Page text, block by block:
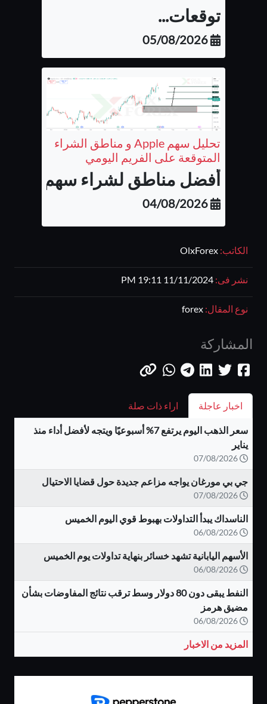
الكاتب: OlxForex
نشر فى: 11/11/2024 19:11 PM
نوع المقال: forex
المشاركة
اخبار عاجلة اراء ذات صلة
سعر الذهب اليوم يرتفع 7% أسبوعيًا ويتجه لأفضل أداء منذ
يناير
جي بي مورغان يواجه مزاعم جديدة حول قضايا الاحتيال
الناسداك يبدأ التداولات بهبوط قوي اليوم الخميس
الأسهم اليابانية تشهد خسائر بنهاية تداولات يوم الخميس
النفط يبقى دون 80 دولار وسط ترقب نتائج المفاوضات بشأن
مضيق هرمز
المزيد من الاخبار
توقعات...
05/08/2026
تحليل سهم Apple و مناطق الشراء
المتوقعة على الفريم اليومي
أفضل مناطق لشراء سهم شركة
04/08/2026